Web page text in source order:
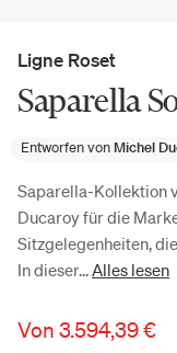
Ligne Roset
Saparella
Entworfen von Michel
Saparella-Kollektion
Ducaroy für die
Sitzgelegenheiten,
In dieser...Alles lesen
Von 3.594,39 €